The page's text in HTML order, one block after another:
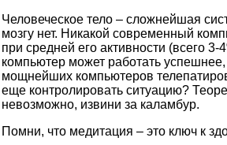
Человеческое тело – сложнейшая
мозгу нет. Никакой современный
при средней его активности (всего
компьютер может работать
мощнейших компьютеров
еще контролировать ситуацию?
невозможно, извини за каламбур.
Помни, что медитация – это ключ к